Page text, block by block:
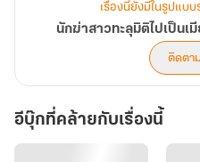
เรื่องนี้ยังมีในรูปแบ
นักฆ่าสาวทะลุมิติไปเป็น
ติดตา
อีบุ๊กที่คล้ายกับเรื่องนี้